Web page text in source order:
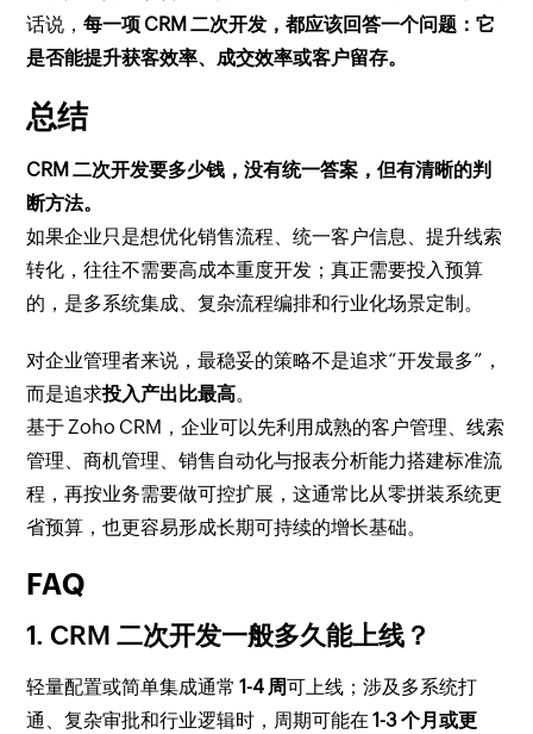
话说，每一项 CRM 二次开发，都应该回答一个问题：它
是否能提升获客效率、成交效率或客户留存。
总结
CRM 二次开发要多少钱，没有统一答案，但有清晰的判
断方法。
如果企业只是想优化销售流程、统一客户信息、提升线索
转化，往往不需要高成本重度开发；真正需要投入预算
的，是多系统集成、复杂流程编排和行业化场景定制。
对企业管理者来说，最稳妥的策略不是追求“开发最多”，
而是追求投入产出比最高。
基于 Zoho CRM，企业可以先利用成熟的客户管理、线索
管理、商机管理、销售自动化与报表分析能力搭建标准流
程，再按业务需要做可控扩展，这通常比从零拼装系统更
省预算，也更容易形成长期可持续的增长基础。
FAQ
1. CRM 二次开发一般多久能上线？
轻量配置或简单集成通常1-4 周可上线；涉及多系统打
通、复杂审批和行业逻辑时，周期可能在1-3 个月或更